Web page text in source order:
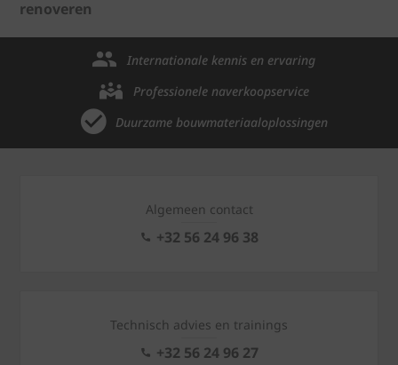
renoveren
Internationale kennis en ervaring
Professionele naverkoopservice
Duurzame bouwmateriaaloplossingen
Algemeen contact
+32 56 24 96 38
Technisch advies en trainings
+32 56 24 96 27